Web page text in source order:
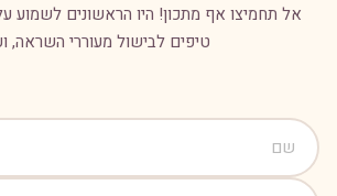
אל תחמיצו אף מתכון! היו הראשונים לשמוע
טיפים לבישול מעוררי השראה,